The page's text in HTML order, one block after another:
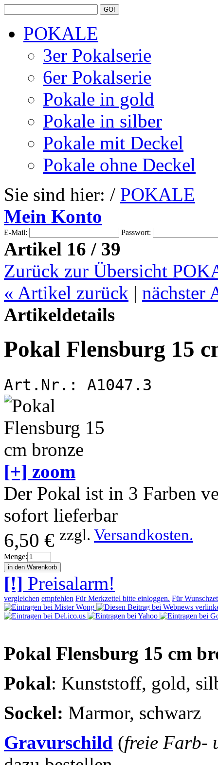
POKALE
3er Pokalserie
6er Pokalserie
Pokale in gold
Pokale in silber
Pokale mit Deckel
Pokale ohne Deckel
Sie sind hier: / POKALE
Mein Konto
E-Mail: Passwort:
Artikel 16 / 39
Zurück zur Übersicht
« Artikel zurück | nächster
Artikeldetails
Pokal Flensburg 15
Art.Nr.: A1047.3
[+] zoom
Der Pokal ist in 3 Farben
sofort lieferbar
6,50 € zzgl. Versandkosten.
Menge:
[!] Preisalarm!
vergleichen empfehlen Für Merkzettel bitte einloggen. Für
Pokal Flensburg 15 cm
Pokal: Kunststoff, gold,
Sockel: Marmor, schwarz
Gravurschild (freie Farb-